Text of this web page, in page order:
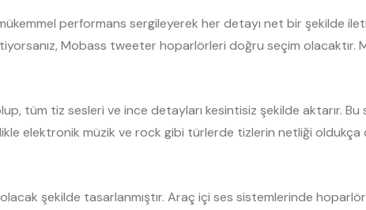
performans sergileyerek her detayı net bir şekilde
Mobass tweeter hoparlörleri doğru seçim olacaktır.
tüm tiz sesleri ve ince detayları kesintisiz şekilde aktarır.
elektronik müzik ve rock gibi türlerde tizlerin netliği
şekilde tasarlanmıştır. Araç içi ses sistemlerinde